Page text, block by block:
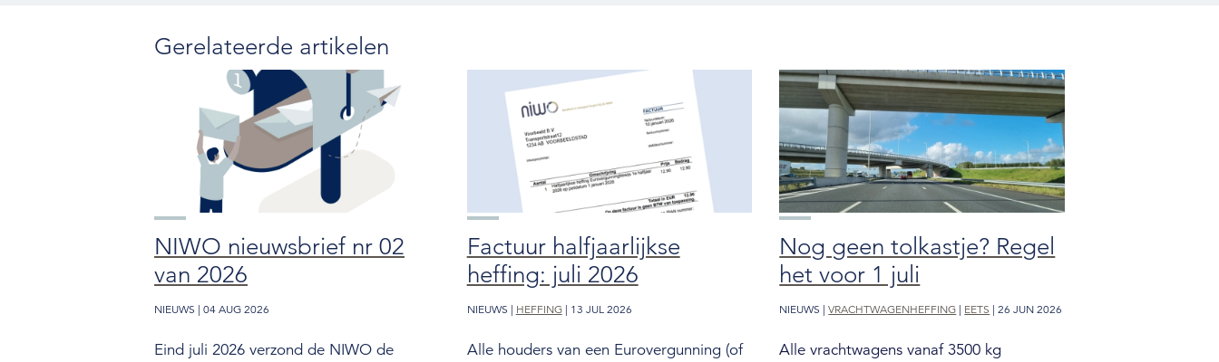
Gerelateerde artikelen
NIWO nieuwsbrief nr 02
van 2026
NIEUWS | 04 AUG 2026
Eind juli 2026 verzond de NIWO de
Factuur halfjaarlijkse
heffing: juli 2026
NIEUWS | HEFFING| 13 JUL 2026
Alle houders van een Eurovergunning (of
Nog geen tolkastje? Regel
het voor 1 juli
NIEUWS |VRACHTWAGENHEFFING | EETS | 26 JUN 2026
Alle vrachtwagens vanaf 3500 kg